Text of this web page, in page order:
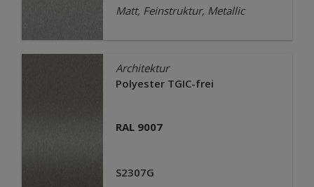
Matt, Feinstruktur, Metallic
Architektur
Polyester TGIC-frei
RAL 9007
S2307G